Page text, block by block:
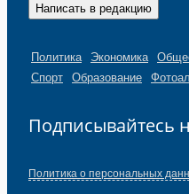
Написать в редакцию
Политика Экономика
Спорт Образование
Подписывайтесь
Политика о персональных